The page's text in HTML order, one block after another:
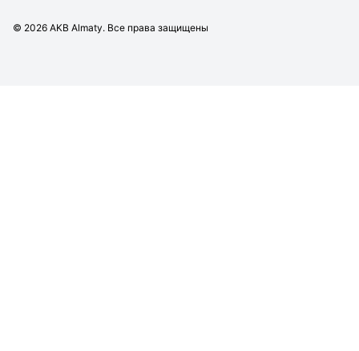
© 2026 AKB Almaty. Все права защищены